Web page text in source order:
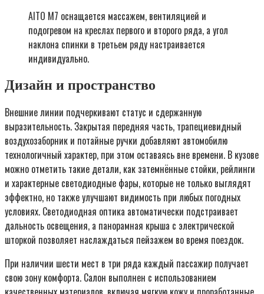
AITO M7 оснащается массажем, вентиляцией и
подогревом на креслах первого и второго ряда, а угол
наклона спинки в третьем ряду настраивается
индивидуально.
Дизайн и пространство
Внешние линии подчеркивают статус и сдержанную
выразительность. Закрытая передняя часть, трапециевидный
воздухозаборник и потайные ручки добавляют автомобилю
технологичный характер, при этом оставаясь вне времени. В кузове
можно отметить такие детали, как затемнённые стойки, рейлинги
и характерные светодиодные фары, которые не только выглядят
эффектно, но также улучшают видимость при любых погодных
условиях. Светодиодная оптика автоматически подстраивает
дальность освещения, а панорамная крыша с электрической
шторкой позволяет наслаждаться пейзажем во время поездок.
При наличии шести мест в три ряда каждый пассажир получает
свою зону комфорта. Салон выполнен с использованием